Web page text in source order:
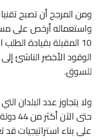
ومن المرجح أن تصبح
واستعماله أرخص على
10 المقبلة بقيادة
الوقود الأخضر الناشئ
للسوق.
ولا يتجاوز عدد البلدان
على بناء استراتيجيات